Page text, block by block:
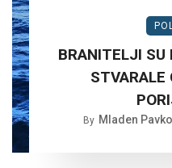
BRANITELJI SU
STVARALE
By Mladen